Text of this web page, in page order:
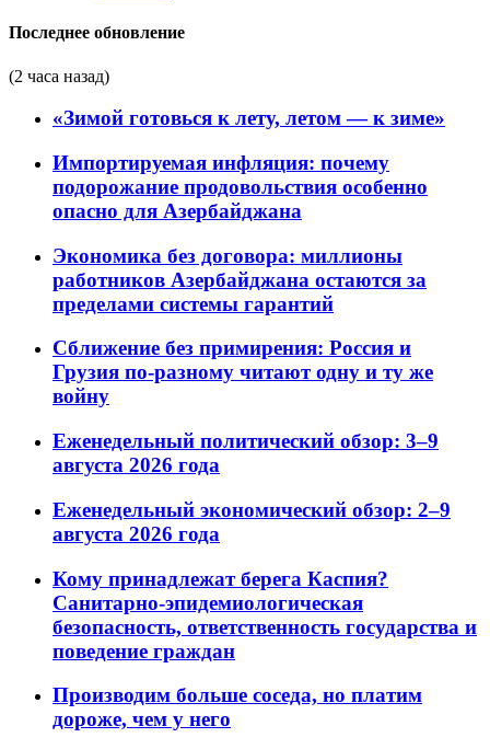
Последнее обновление
(2 часа назад)
«Зимой готовься к лету, летом — к зиме»
Импортируемая инфляция: почему
подорожание продовольствия особенно
опасно для Азербайджана
Экономика без договора: миллионы
работников Азербайджана остаются за
пределами системы гарантий
Сближение без примирения: Россия и
Грузия по-разному читают одну и ту же
войну
Еженедельный политический обзор: 3–9
августа 2026 года
Еженедельный экономический обзор: 2–9
августа 2026 года
Кому принадлежат берега Каспия?
Санитарно-эпидемиологическая
безопасность, ответственность государства и
поведение граждан
Производим больше соседа, но платим
дороже, чем у него